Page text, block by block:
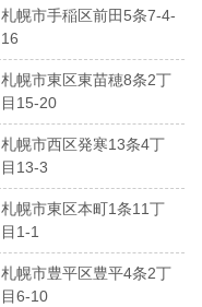
札幌市手稲区前田5条7-4-
16
札幌市東区東苗穂8条2丁
目15-20
札幌市西区発寒13条4丁
目13-3
札幌市東区本町1条11丁
目1-1
札幌市豊平区豊平4条2丁
目6-10